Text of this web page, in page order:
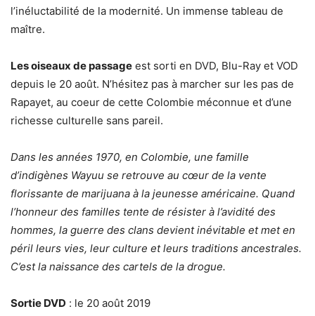
l’inéluctabilité de la modernité. Un immense tableau de
maître.
Les oiseaux de passage est sorti en DVD, Blu-Ray et VOD
depuis le 20 août. N’hésitez pas à marcher sur les pas de
Rapayet, au coeur de cette Colombie méconnue et d’une
richesse culturelle sans pareil.
Dans les années 1970, en Colombie, une famille
d’indigènes Wayuu se retrouve au cœur de la vente
florissante de marijuana à la jeunesse américaine. Quand
l’honneur des familles tente de résister à l’avidité des
hommes, la guerre des clans devient inévitable et met en
péril leurs vies, leur culture et leurs traditions ancestrales.
C’est la naissance des cartels de la drogue.
Sortie DVD : le 20 août 2019